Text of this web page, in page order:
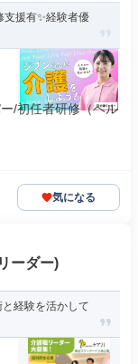
支援有✨経験者優
/初任者研修（ヘル
気になる
ーダー)
経験を活かして